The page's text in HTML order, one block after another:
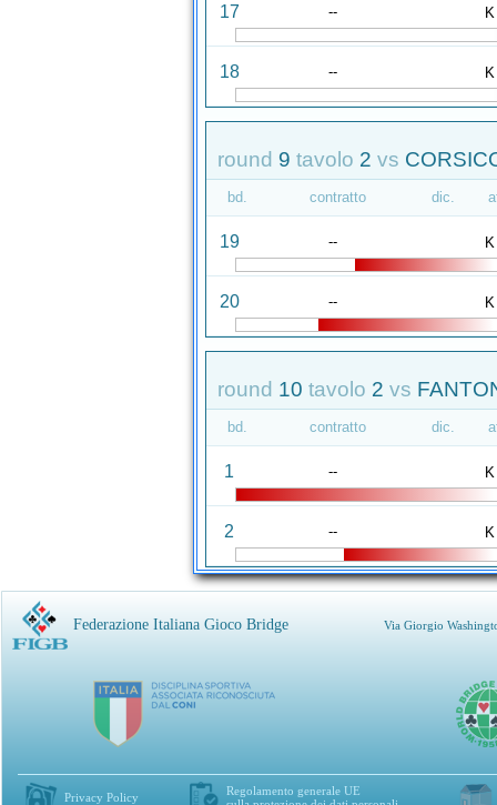
17 -- K
18 -- K
round 9 tavolo 2 vs
bd. contratto dic.
19 -- K
20 -- K
round 10 tavolo 2 vs
bd. contratto dic.
1 -- K
2 -- K
Federazione Italiana Gioco Bridge Via Giorgio
Privacy Policy
Regolamento generale UE